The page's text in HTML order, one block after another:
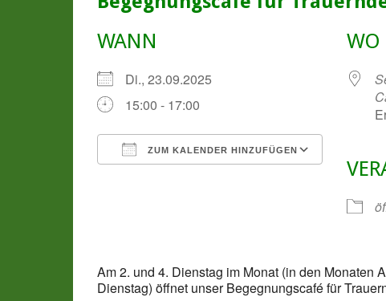
WANN
Di., 23.09.2025
15:00 - 17:00
ZUM KALENDER HINZUFÜGEN
WO
Am 2. und 4. Dienstag im Monat (in den Monaten
Dienstag) öffnet unser Begegnungscafé für